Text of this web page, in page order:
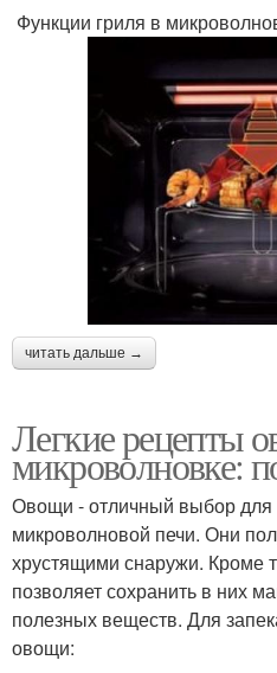
Функции гриля в
читать дальше →
Легкие рецепты
микроволновке:
Овощи - отличный выбор для
микроволновой печи. Они
хрустящими снаружи. Кроме
позволяет сохранить в них
полезных веществ. Для
овощи: